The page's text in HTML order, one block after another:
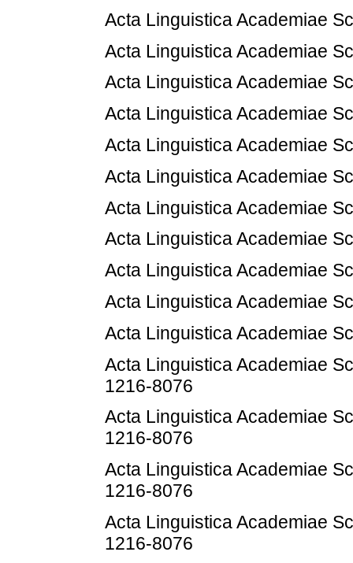
Acta Linguistica Academiae
Acta Linguistica Academiae
Acta Linguistica Academiae
Acta Linguistica Academiae
Acta Linguistica Academiae
Acta Linguistica Academiae
Acta Linguistica Academiae
Acta Linguistica Academiae
Acta Linguistica Academiae
Acta Linguistica Academiae
Acta Linguistica Academiae
Acta Linguistica Academiae
1216-8076
Acta Linguistica Academiae
1216-8076
Acta Linguistica Academiae
1216-8076
Acta Linguistica Academiae
1216-8076